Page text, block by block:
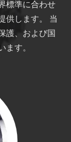
標準に合わせ
供します。 当
護、および国
ます。